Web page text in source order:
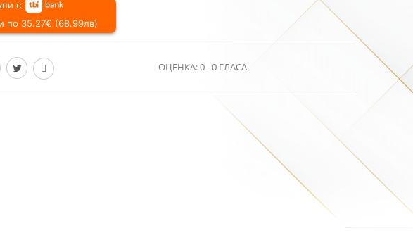
с
по 35.27€ (68.99лв)
ОЦЕНКА:0-0 ГЛАСА